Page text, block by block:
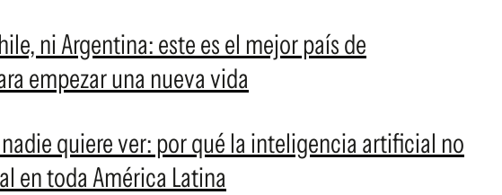
ni Argentina: este es el mejor país de
empezar una nueva vida
quiere ver: por qué la inteligencia artificial no
en toda América Latina